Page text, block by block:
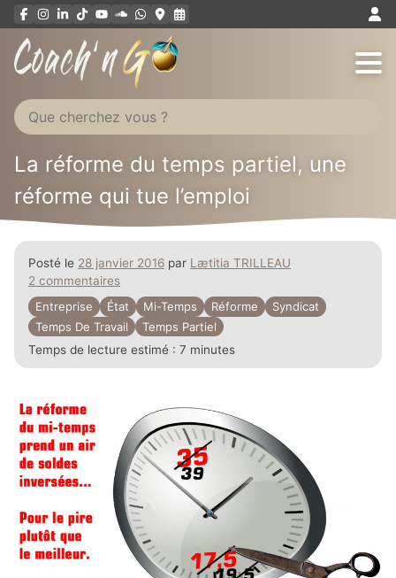
Aller
au
La réforme du temps partiel, une
réforme qui tue l’emploi
Posté le 28 janvier 2016 par Lætitia TRILLEAU
2 commentaires
Entreprise
État Mi-Temps Réforme
Syndicat
Temps De Travail
Temps Partiel
Temps de lecture estimé : 7 minutes